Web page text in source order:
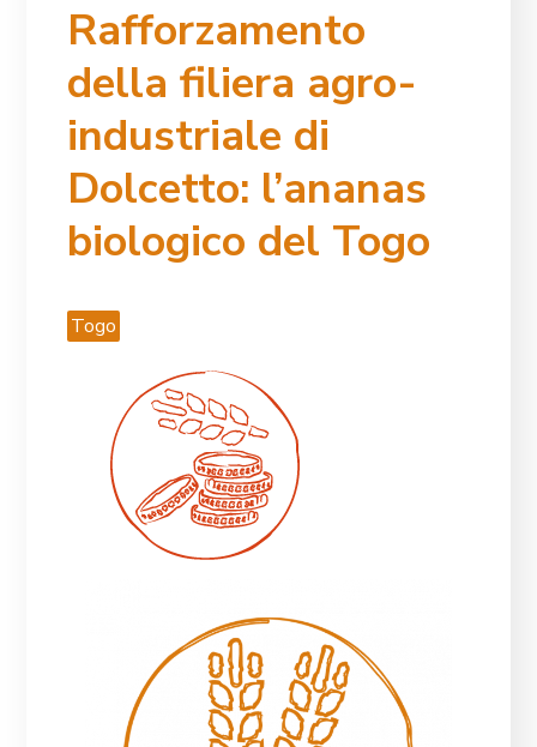
Rafforzamento
della filiera agro-
industriale di
Dolcetto: l’ananas
biologico del Togo
Togo